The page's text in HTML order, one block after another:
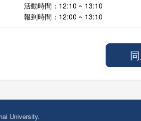
活動時間：12:10 ~ 13:10
報到時間：12:00 ~ 13:10
University.